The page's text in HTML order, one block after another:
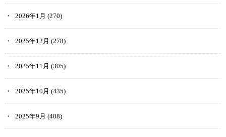
2026年1月 (270)
2025年12月 (278)
2025年11月 (305)
2025年10月 (435)
2025年9月 (408)